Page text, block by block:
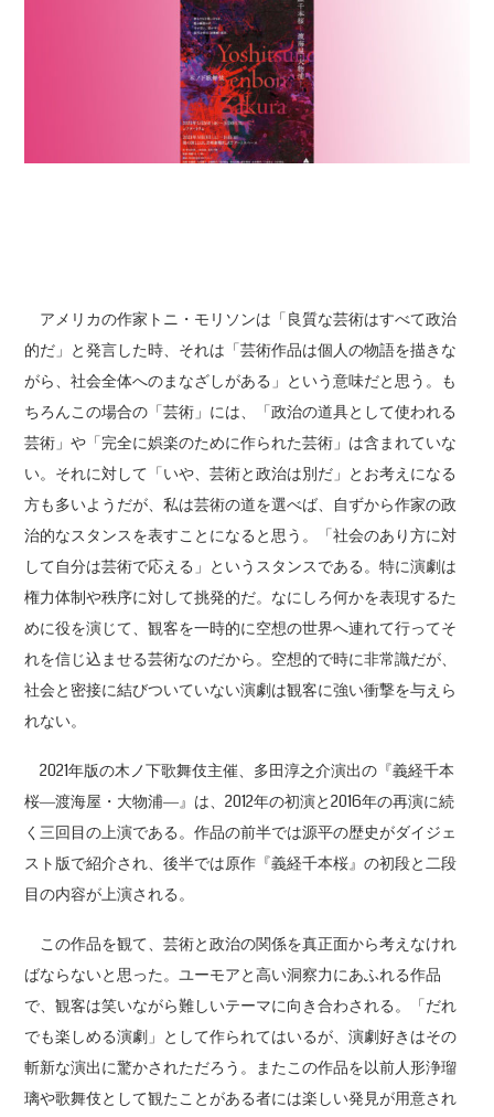
アメリカの作家トニ・モリソンは「良質な芸術はすべて政治
的だ」と発言した時、それは「芸術作品は個人の物語を描きな
がら、社会全体へのまなざしがある」という意味だと思う。も
ちろんこの場合の「芸術」には、「政治の道具として使われる
芸術」や「完全に娯楽のために作られた芸術」は含まれていな
い。それに対して「いや、芸術と政治は別だ」とお考えになる
方も多いようだが、私は芸術の道を選べば、自ずから作家の政
治的なスタンスを表すことになると思う。「社会のあり方に対
して自分は芸術で応える」というスタンスである。特に演劇は
権力体制や秩序に対して挑発的だ。なにしろ何かを表現するた
めに役を演じて、観客を一時的に空想の世界へ連れて行ってそ
れを信じ込ませる芸術なのだから。空想的で時に非常識だが、
社会と密接に結びついていない演劇は観客に強い衝撃を与えら
れない。
2021年版の木ノ下歌舞伎主催、多田淳之介演出の『義経千本
桜―渡海屋・大物浦―』は、2012年の初演と2016年の再演に続
く三回目の上演である。作品の前半では源平の歴史がダイジェ
スト版で紹介され、後半では原作『義経千本桜』の初段と二段
目の内容が上演される。
この作品を観て、芸術と政治の関係を真正面から考えなけれ
ばならないと思った。ユーモアと高い洞察力にあふれる作品
で、観客は笑いながら難しいテーマに向き合わされる。「だれ
でも楽しめる演劇」として作られてはいるが、演劇好きはその
斬新な演出に驚かされただろう。またこの作品を以前人形浄瑠
璃や歌舞伎として観たことがある者には楽しい発見が用意され